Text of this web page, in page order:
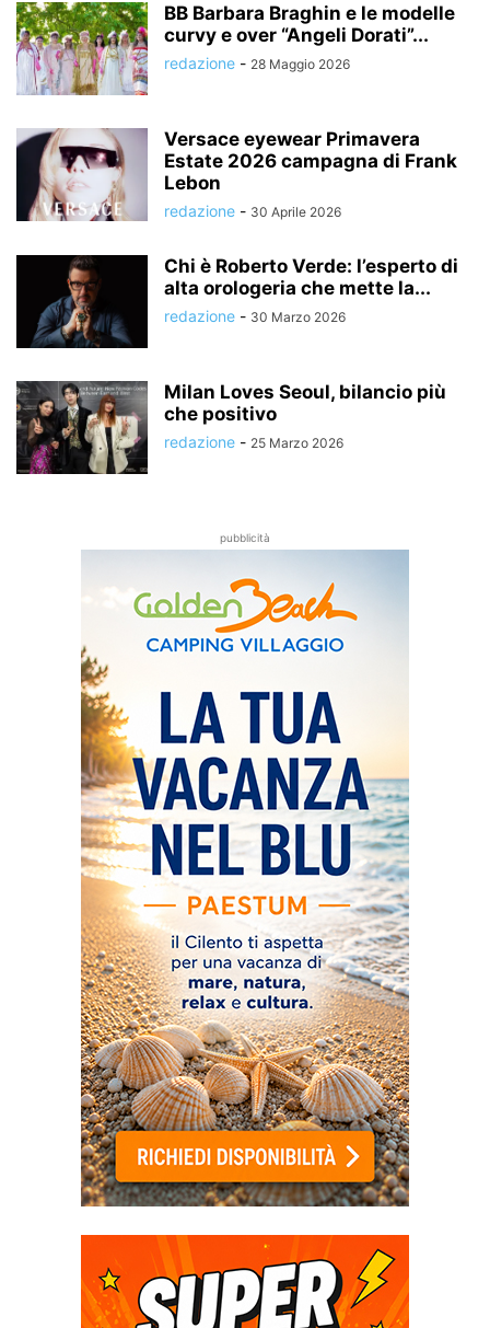
BB Barbara Braghin e le modelle
curvy e over “Angeli Dorati”...
redazione - 28 Maggio 2026
Versace eyewear Primavera
Estate 2026 campagna di Frank
Lebon
redazione - 30 Aprile 2026
Chi è Roberto Verde: l’esperto di
alta orologeria che mette la...
redazione - 30 Marzo 2026
Milan Loves Seoul, bilancio più
che positivo
redazione - 25 Marzo 2026
pubblicità